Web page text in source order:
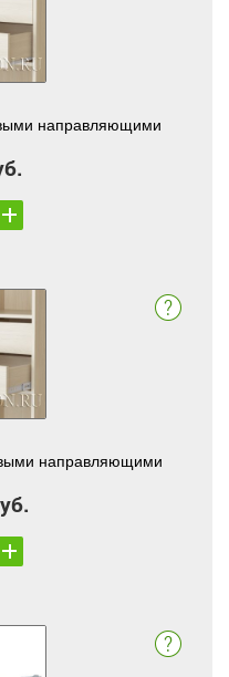
направляющими
направляющими